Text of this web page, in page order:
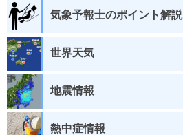
気象予報士のポイント解説
世界天気
地震情報
熱中症情報